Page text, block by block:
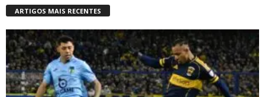
ARTIGOS MAIS RECENTES